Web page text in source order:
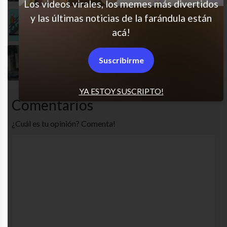
Siempre salto al final
Comentarios
¿Cuál es tu opinión? Comenta!
YA ESTOY SUSCRIPTO!
Los videos virales, los memes más divertidos
y las últimas noticias de la farándula están
acá!
Suscribirme